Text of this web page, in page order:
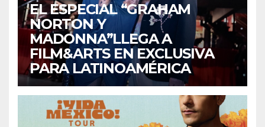
EL ESPECIAL “GRAHAM
NORTON Y
MADONNA”LLEGA A
FILM&ARTS EN EXCLUSIVA
PARA LATINOAMÉRICA